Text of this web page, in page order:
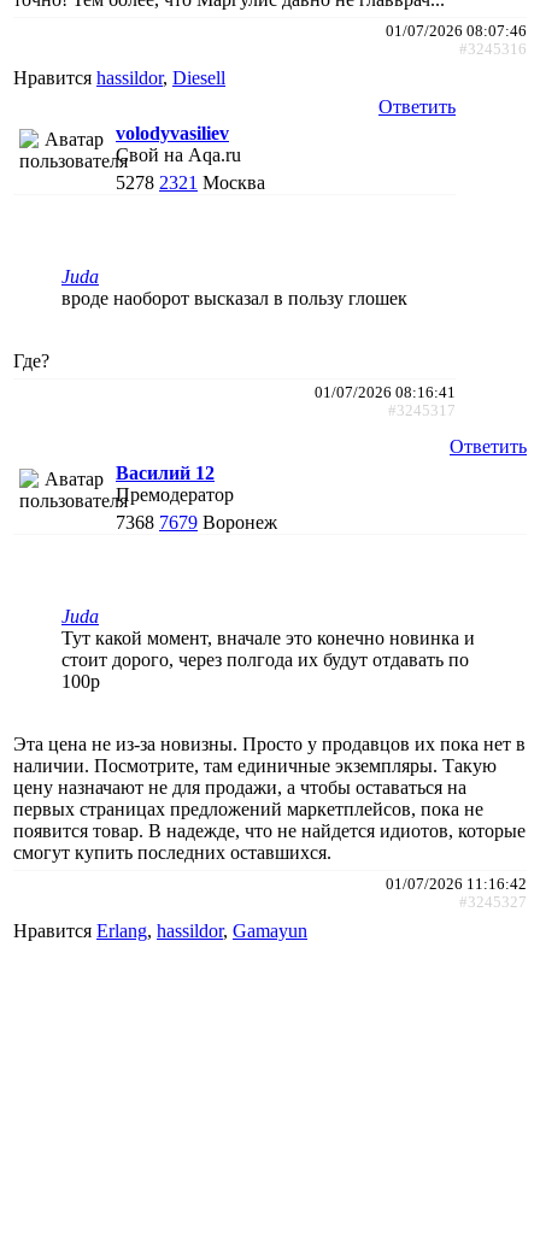
01/07/2026 08:07:46
#3245316
Нравится hassildor, Diesell
Ответить
volodyvasiliev
Свой на Aqa.ru
5278 2321 Москва
Juda
вроде наоборот высказал в пользу глошек
Где?
01/07/2026 08:16:41
#3245317
Ответить
Василий 12
Премодератор
7368 7679 Воронеж
Juda
Тут какой момент, вначале это конечно новинка и
стоит дорого, через полгода их будут отдавать по
100р
Эта цена не из-за новизны. Просто у продавцов их пока нет в
наличии. Посмотрите, там единичные экземпляры. Такую
цену назначают не для продажи, а чтобы оставаться на
первых страницах предложений маркетплейсов, пока не
появится товар. В надежде, что не найдется идиотов, которые
смогут купить последних оставшихся.
01/07/2026 11:16:42
#3245327
Нравится Erlang, hassildor, Gamayun